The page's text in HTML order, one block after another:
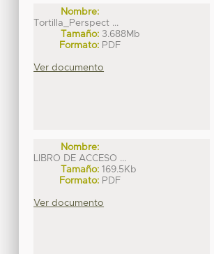
Nombre:
Tortilla_Perspect ...
Tamaño: 3.688Mb
Formato: PDF
Ver documento
Nombre:
LIBRO DE ACCESO ...
Tamaño: 169.5Kb
Formato: PDF
Ver documento